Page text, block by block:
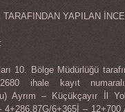
TARAFINDAN YAPILAN
10. Bölge Müdürlüğü
ihale kayıt
Ayrım – Küçükçayır İl
4+286,87G/6+365İ – 12+700